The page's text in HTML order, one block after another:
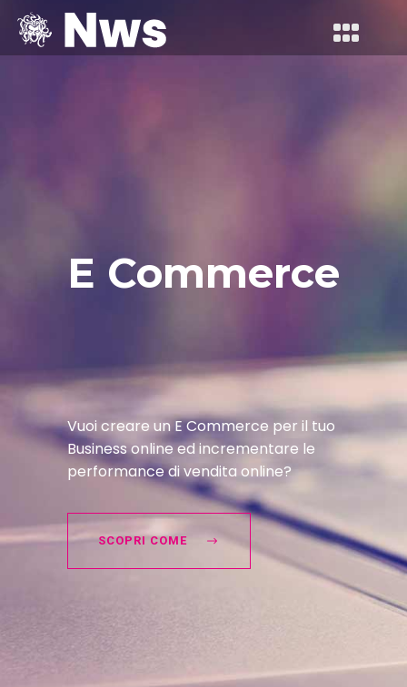
E Commerce
Vuoi creare un E Commerce per il tuo
Business online ed incrementare le
performance di vendita online?
SCOPRI COME